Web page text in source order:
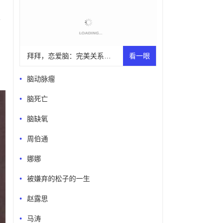
看一眼
脑动脉瘤
脑死亡
脑缺氧
周伯通
娜娜
被嫌弃的松子的一生
赵露思
马涛